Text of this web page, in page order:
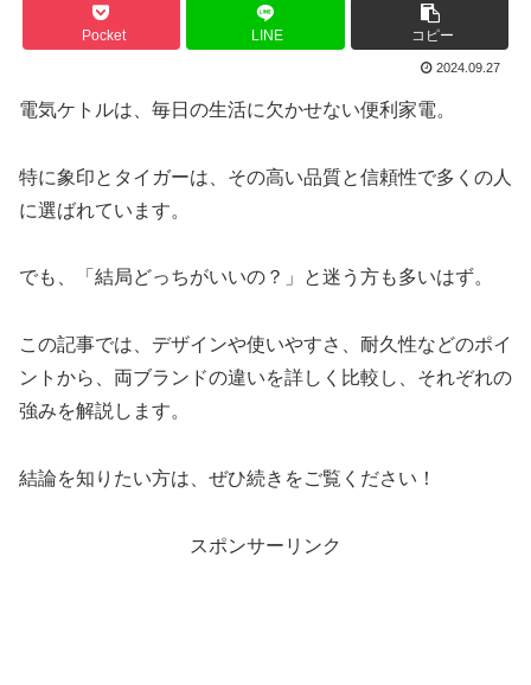
Pocket LINE コピー
2024.09.27
電気ケトルは、毎日の生活に欠かせない便利家電。
特に象印とタイガーは、その高い品質と信頼性で多くの人
に選ばれています。
でも、「結局どっちがいいの？」と迷う方も多いはず。
この記事では、デザインや使いやすさ、耐久性などのポイ
ントから、両ブランドの違いを詳しく比較し、それぞれの
強みを解説します。
結論を知りたい方は、ぜひ続きをご覧ください！
スポンサーリンク